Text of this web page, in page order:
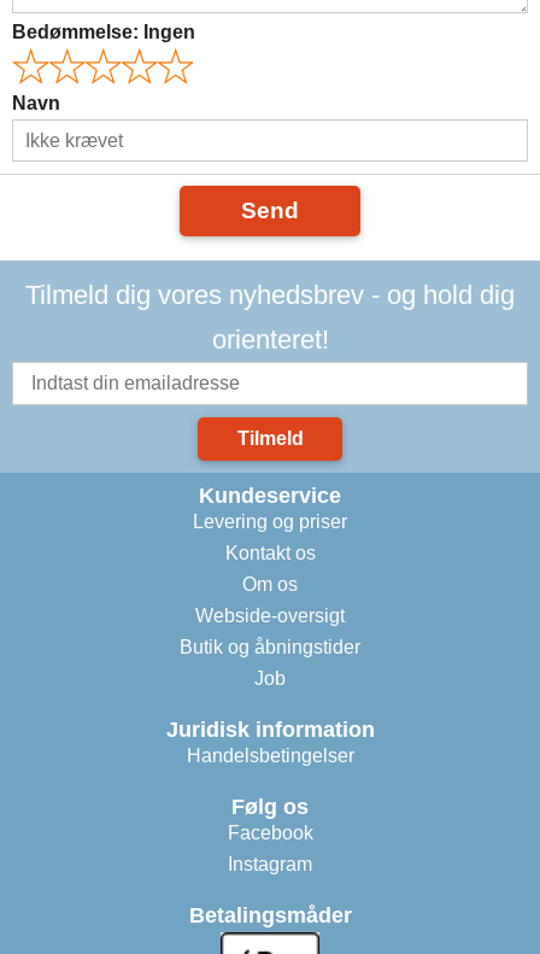
Bedømmelse: Ingen
Navn
Send
Tilmeld dig vores nyhedsbrev - og hold dig
orienteret!
Tilmeld
Kundeservice
Levering og priser
Kontakt os
Om os
Webside-oversigt
Butik og åbningstider
Job
Juridisk information
Handelsbetingelser
Følg os
Facebook
Instagram
Betalingsmåder